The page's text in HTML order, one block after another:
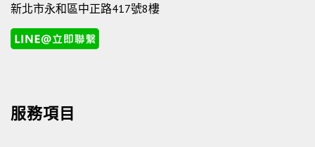
新北市永和區中正路417號8樓
服務項目